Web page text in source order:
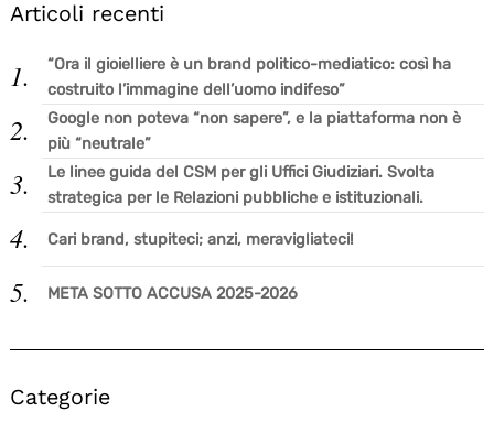
Articoli recenti
“Ora il gioielliere è un brand politico-mediatico: così ha
costruito l’immagine dell’uomo indifeso”
Google non poteva “non sapere”, e la piattaforma non è
più “neutrale”
Le linee guida del CSM per gli Uffici Giudiziari. Svolta
strategica per le Relazioni pubbliche e istituzionali.
Cari brand, stupiteci; anzi, meravigliateci!
META SOTTO ACCUSA 2025-2026
Categorie